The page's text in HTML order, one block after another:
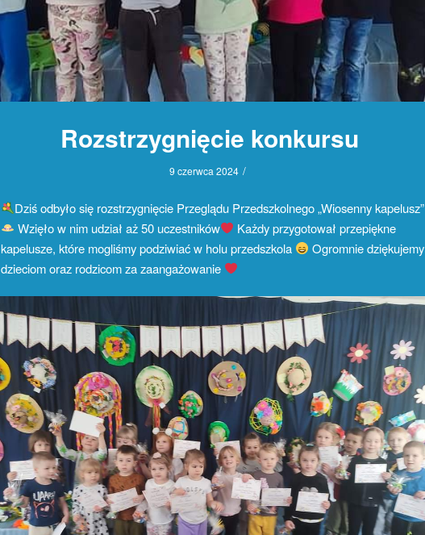
Rozstrzygnięcie konkursu
9 czerwca 2024 /
Dziś odbyło się rozstrzygnięcie Przeglądu Przedszkolnego „Wiosenny kapelusz”
Wzięło w nim udział aż 50 uczestników
Każdy przygotował przepiękne
kapelusze, które mogliśmy podziwiać w holu przedszkola
Ogromnie dziękujemy
dzieciom oraz rodzicom za zaangażowanie